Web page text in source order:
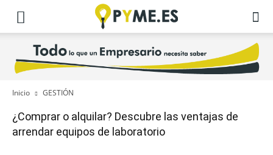
Inicio GESTIÓN
¿Comprar o alquilar? Descubre las ventajas de
arrendar equipos de laboratorio